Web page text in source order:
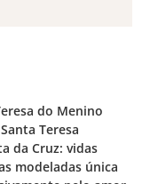
do Menino
Teresa
da Cruz: vidas
modeladas única